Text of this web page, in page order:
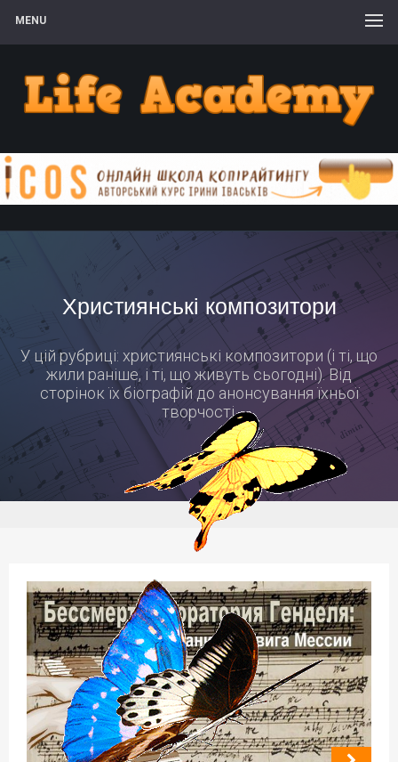
MENU
Християнські композитори
У цій рубриці: християнські композитори (і ті, що
жили раніше, і ті, що живуть сьогодні). Від
сторінок їх біографій до анонсування їхньої
творчості.